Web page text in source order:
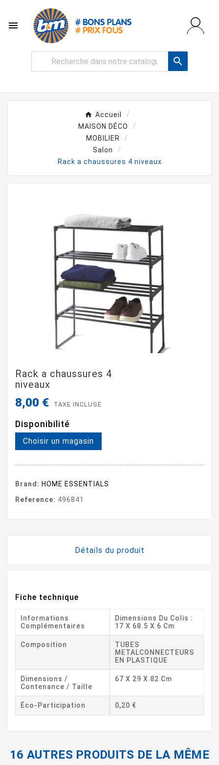


Accueil
MAISON DÉCO
MOBILIER
Salon
Rack a chaussures 4 niveaux
Rack a chaussures 4
niveaux
8,00 € TAXE INCLUSE
Disponibilité
Choisir un magasin
Brand: HOME ESSENTIALS
Reference: 496841
Détails du produit
Fiche technique
Informations
Complémentaires
Dimensions Du Colis :
17 X 68.5 X 6 Cm
Composition
TUBES
METALCONNECTEURS
EN PLASTIQUE
Dimensions /
Contenance / Taille
67 X 29 X 82 Cm
Éco-Participation 0,20 €
16 AUTRES PRODUITS DE LA MÊME